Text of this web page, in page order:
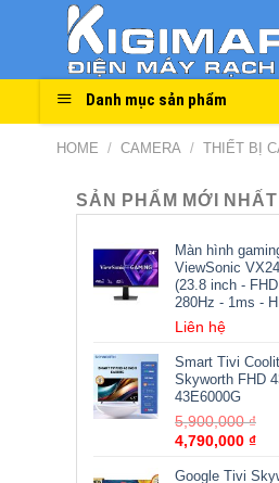
Danh mục sản phẩm
HOME / CAMERA / THIẾT BỊ
SẢN PHẨM MỚI NHẤT
Màn hình
ViewSonic
(23.8 inch -
280Hz - 1ms -
Liên hệ
Smart Tivi
Skyworth FHD
43E6000G
5,900,000₫
4,790,000 ₫
Google Tivi